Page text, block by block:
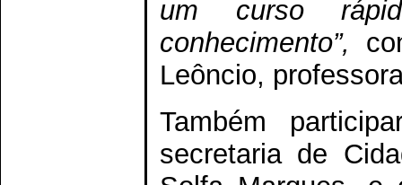
um curso
conhecimento”,
Leôncio,
Também
secretaria de